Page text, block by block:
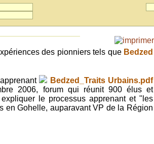
des pionniers tels que Bedzed
Bedzed_Traits Urbains.pdf
2006, forum qui réunit 900 élus et
le processus apprenant et "les
en Gohelle, auparavant VP de la Région